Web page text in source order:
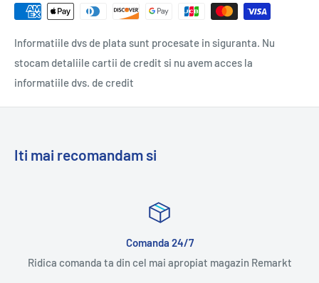
Informatiile dvs de plata sunt procesate in siguranta. Nu
stocam detaliile cartii de credit si nu avem acces la
informatiile dvs. de credit
Iti mai recomandam si
Remarkt
Multumit sau banii inapoi
Bucura-te de aceeasi experienta ca in